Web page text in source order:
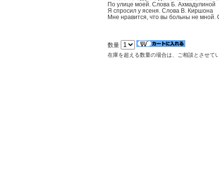
По улице моей. Слова Б. Ахмадулиной
Я спросил у ясеня. Слова В. Киршона
Мне нравится, что вы больны не
数量
在庫を超える数量の場合は、ご相談とさせて